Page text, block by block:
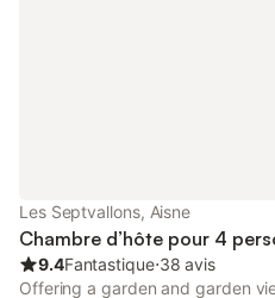
proposées. Les hôtes peuvent
jeux et des jeux de société sur
Les Septvallons, Aisne
Chambre d’hôte pour 4
9.4Fantastique⋅38 avis
Offering a garden and garden